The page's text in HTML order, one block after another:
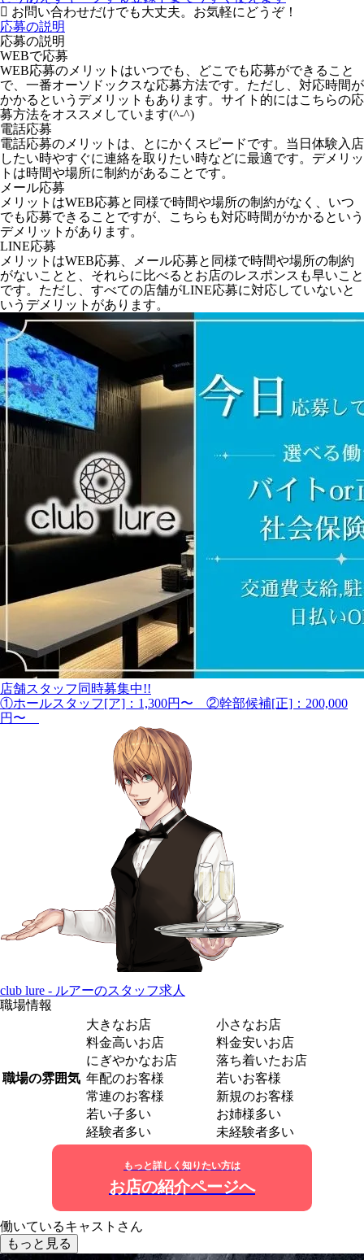
お問い合わせだけでも大丈夫。お気軽にどうぞ！
応募の説明
応募の説明
WEBで応募
WEB応募のメリットはいつでも、どこでも応募ができること
で、一番オーソドックスな応募方法です。ただし、対応時間が
かかるというデメリットもあります。サイト的にはこちらの応
募方法をオススメしています(^-^)
電話応募
電話応募のメリットは、とにかくスピードです。当日体験入店
したい時やすぐに連絡を取りたい時などに最適です。デメリッ
トは時間や場所に制約があることです。
メール応募
メリットはWEB応募と同様で時間や場所の制約がなく、いつ
でも応募できることですが、こちらも対応時間がかかるという
デメリットがあります。
LINE応募
メリットはWEB応募、メール応募と同様で時間や場所の制約
がないことと、それらに比べるとお店のレスポンスも早いこと
です。ただし、すべての店舗がLINE応募に対応していないと
いうデメリットがあります。
店舗スタッフ同時募集中!!
①ホールスタッフ[ア]：1,300円〜 ②幹部候補[正]：200,000
円〜
club lure - ルアーのスタッフ求人
職場情報
職場の雰囲気
大きなお店
小さなお店
料金高いお店
料金安いお店
にぎやかなお店
落ち着いたお店
年配のお客様
若いお客様
常連のお客様
新規のお客様
若い子多い
お姉様多い
経験者多い
未経験者多い
もっと詳しく知りたい方は
お店の紹介ページへ
働いているキャストさん
もっと見る